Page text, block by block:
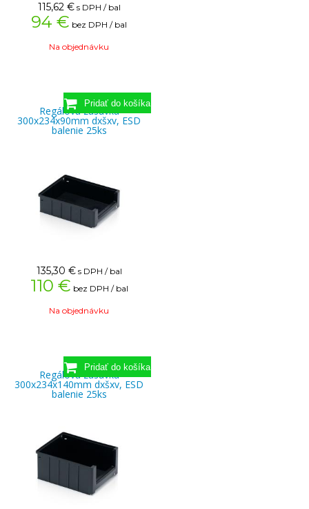
115,62 € s DPH / bal
94 € bez DPH / bal
Na objednávku
Regálová zásuvka
300x234x90mm dxšxv, ESD
balenie 25ks
135,30 € s DPH / bal
110 € bez DPH / bal
Na objednávku
Regálová zásuvka
300x234x140mm dxšxv, ESD
balenie 25ks